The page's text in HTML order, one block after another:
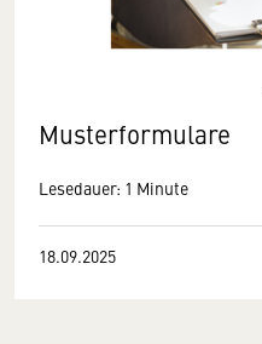
Musterformulare
Lesedauer: 1 Minute
18.09.2025